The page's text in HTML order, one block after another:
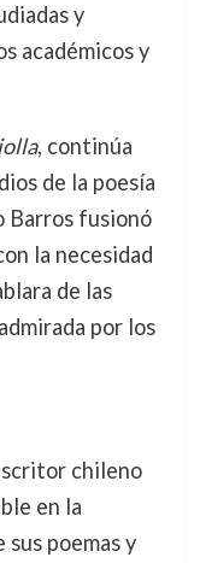
y
académicos y
, continúa
de la poesía
Barros fusionó
la necesidad
de las
por los
chileno
en la
poemas y